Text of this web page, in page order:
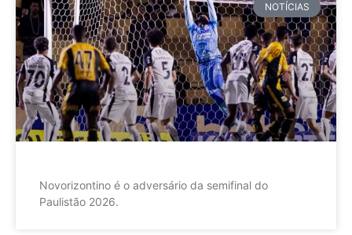
NOTÍCIAS
Novorizontino é o adversário da semifinal do
Paulistão 2026.